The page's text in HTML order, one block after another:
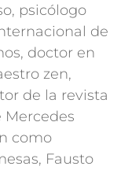
psicólogo
de
doctor en
zen,
de la revista
Mercedes
como
Fausto